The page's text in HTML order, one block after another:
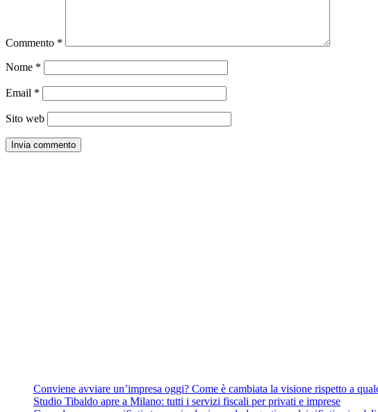
Commento *
Nome *
Email *
Sito web
Conviene avviare un’impresa oggi? Come è cambiata la visione rispetto a
Studio Tibaldo apre a Milano: tutti i servizi fiscali per privati e imprese